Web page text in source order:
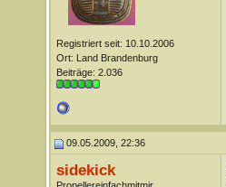
Registriert seit: 10.10.2006
Ort: Land Brandenburg
Beiträge: 2.036
09.05.2009, 22:36
sidekick